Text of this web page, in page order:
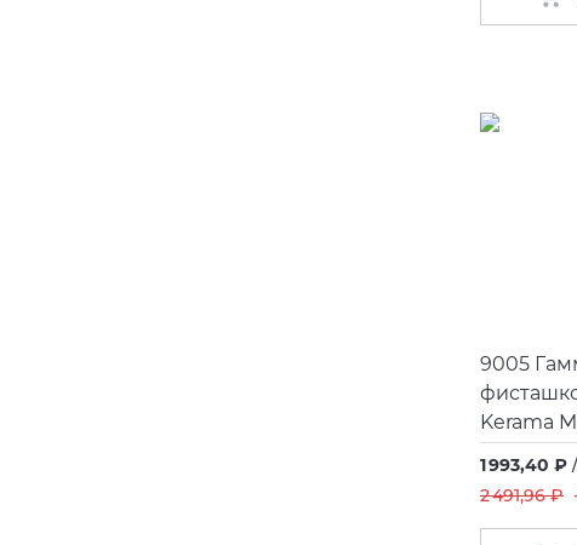
9005
Kerama
1 993,40 ₽ /
2 491,96 ₽